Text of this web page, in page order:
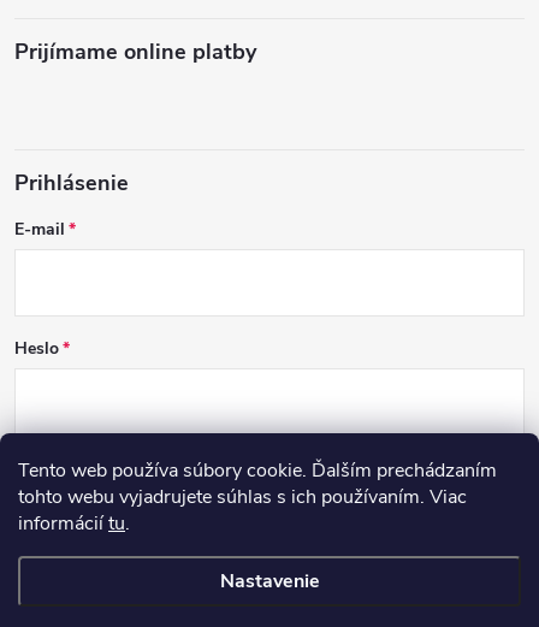
Tento web používa súbory cookie. Ďalším prechádzaním
tohto webu vyjadrujete súhlas s ich používaním. Viac
informáciítu.
Nastavenie
Prijímame online platby
Prihlásenie
E-mail
Heslo
PRIHLÁSIŤ SA